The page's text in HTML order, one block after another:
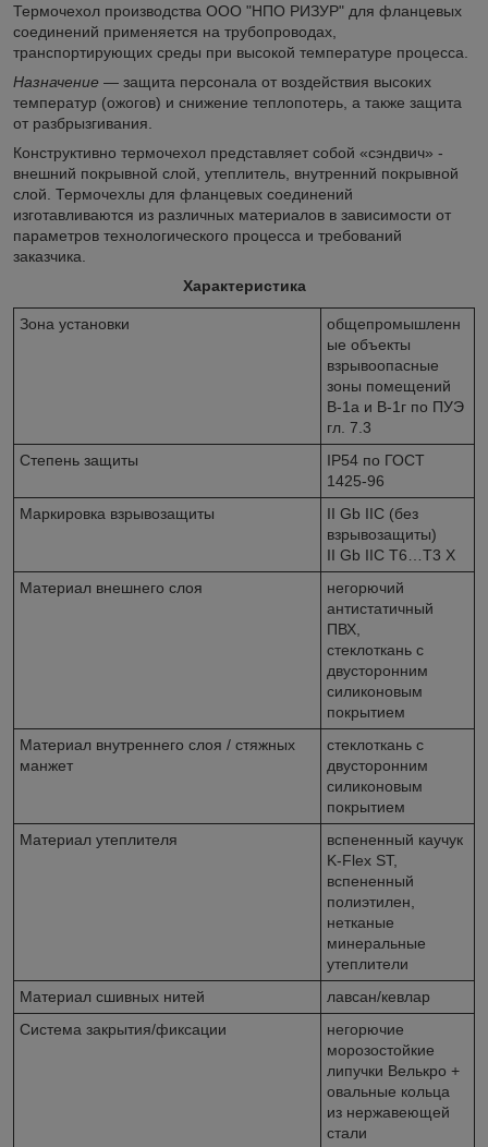
Термочехол производства ООО "НПО РИЗУР" для фланцевых
соединений применяется на трубопроводах,
транспортирующих среды при высокой температуре процесса.
Назначение — защита персонала от воздействия высоких
температур (ожогов) и снижение теплопотерь, а также защита
от разбрызгивания.
Конструктивно термочехол представляет собой «сэндвич» -
внешний покрывной слой, утеплитель, внутренний покрывной
слой. Термочехлы для фланцевых соединений
изготавливаются из различных материалов в зависимости от
параметров технологического процесса и требований
заказчика.
Характеристика
Зона установки
общепромышленн
ые объекты
взрывоопасные
зоны помещений
В-1а и В-1г по ПУЭ
гл. 7.3
Степень защиты
IP54 по ГОСТ
1425-96
Маркировка взрывозащиты
II Gb IIC (без
взрывозащиты)
II Gb IIC T6…T3 X
Материал внешнего слоя
негорючий
антистатичный
ПВХ,
стеклоткань с
двусторонним
силиконовым
покрытием
Материал внутреннего слоя / стяжных
манжет
стеклоткань с
двусторонним
силиконовым
покрытием
Материал утеплителя
вспененный каучук
K-Flex ST,
вспененный
полиэтилен,
нетканые
минеральные
утеплители
Материал сшивных нитей
лавсан/кевлар
Система закрытия/фиксации
негорючие
морозостойкие
липучки Велькро +
овальные кольца
из нержавеющей
стали